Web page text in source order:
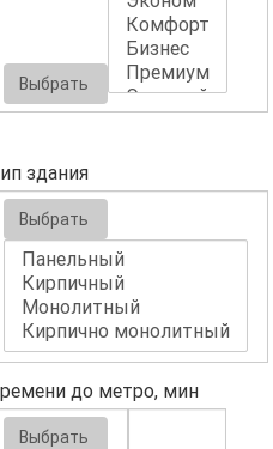
Выбрать
здания
Выбрать
до метро, мин
Выбрать